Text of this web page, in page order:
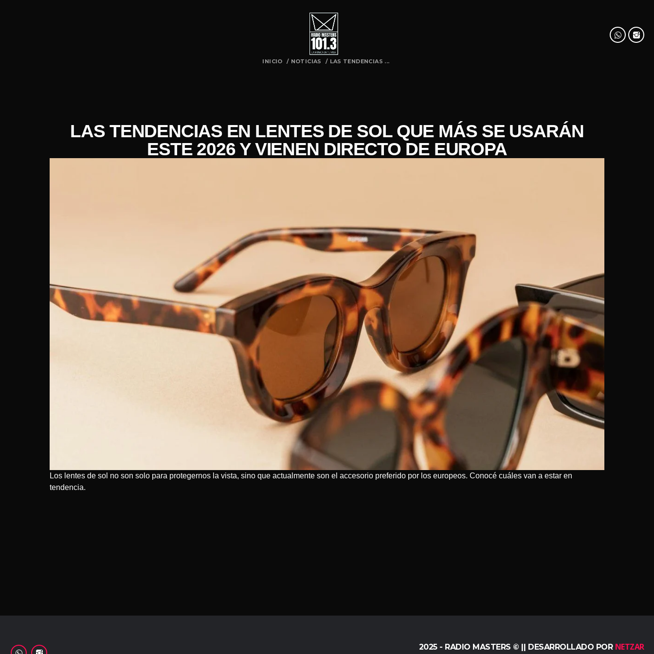
INICIO / NOTICIAS / LAS TENDENCIAS ...
LAS TENDENCIAS EN LENTES DE SOL QUE MÁS SE USARÁN
ESTE 2026 Y VIENEN DIRECTO DE EUROPA
Los lentes de sol no son solo para protegernos la vista, sino que actualmente son el accesorio preferido por los europeos. Conocé cuáles van a estar en
tendencia.
2025 - RADIO MASTERS © || DESARROLLADO POR NETZAR